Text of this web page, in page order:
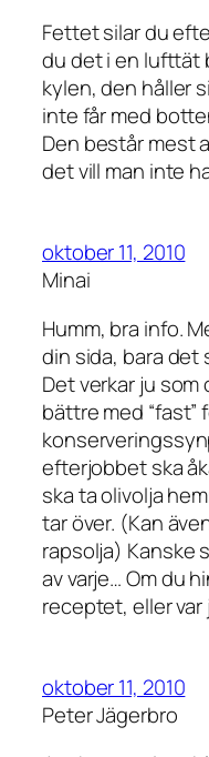
Fettet silar du
du det i en lufttät
kylen, den håller
inte får med
Den består mest
det vill man inte
oktober 11, 2010
Minai
Humm, bra info.
din sida, bara det
Det verkar ju
bättre med
efterjobbet ska
ska ta olivolja
tar över. (Kan
rapsolja) Kanske
av varje… Om du
receptet, eller
oktober 11, 2010
Peter Jägerbro